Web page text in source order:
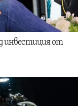
инвестиция от